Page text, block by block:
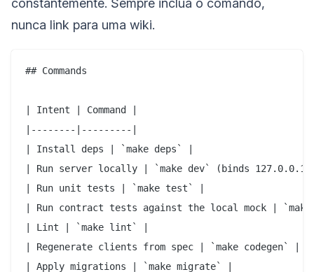
nunca link para uma wiki.
## Commands
| Intent | Command |
|--------|---------|
| Install deps | `make deps` |
| Run server locally | `make dev` (binds
| Run unit tests | `make test` |
| Run contract tests against the local mock |
| Lint | `make lint` |
| Regenerate clients from spec | `make codegen` |